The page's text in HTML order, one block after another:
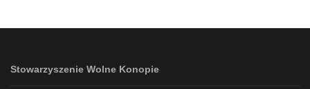
Stowarzyszenie Wolne Konopie